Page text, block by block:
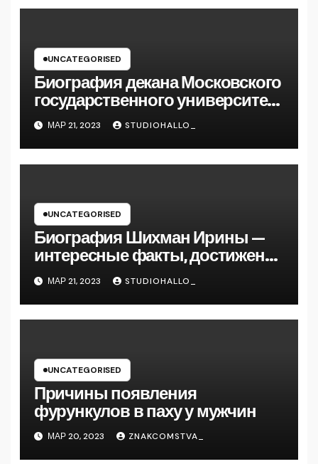
UNCATEGORISED
Биография декана Московского
государственного университета
Андрея Сидорова — от студента
до руководителя
МАР 21, 2023 STUDIOHALLO_
UNCATEGORISED
Биография Шихман Ирины —
интересные факты, достижения
и путь к успеху
МАР 21, 2023 STUDIOHALLO_
UNCATEGORISED
Причины появления
фурункулов в паху у мужчин
МАР 20, 2023 ZNAKCOMSTVA_